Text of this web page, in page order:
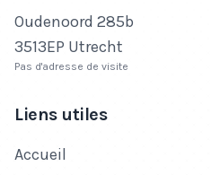
Adresse
Oudenoord 285b
3513EP Utrecht
Pas d'adresse de visite
Liens utiles
Accueil